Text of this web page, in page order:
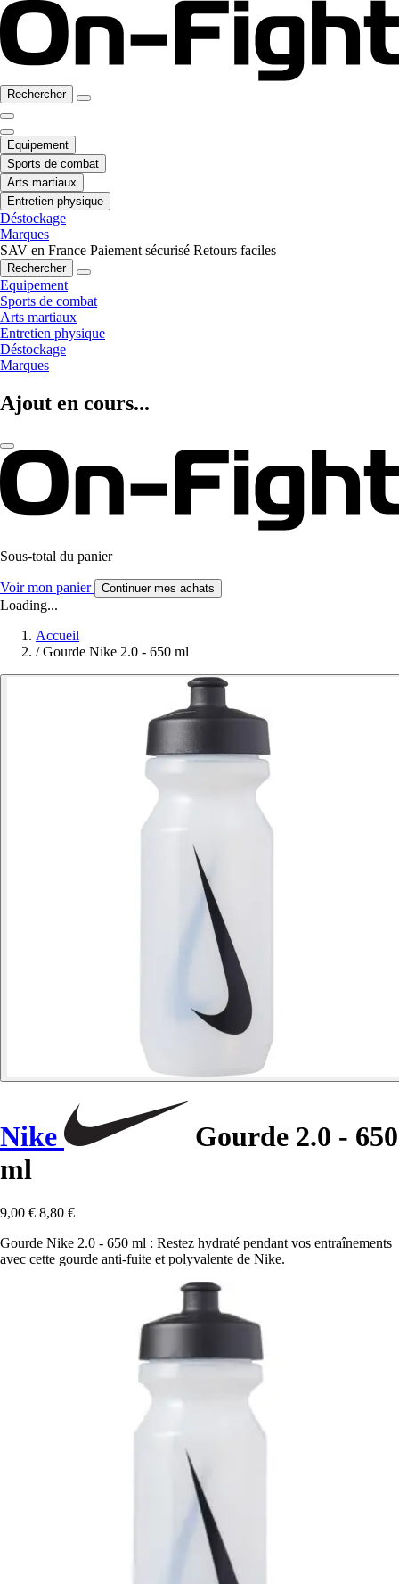
Rechercher
Equipement
Sports de combat
Arts martiaux
Entretien physique
Déstockage
Marques
SAV en France Paiement sécurisé Retours faciles
Rechercher
Equipement
Sports de combat
Arts martiaux
Entretien physique
Déstockage
Marques
Ajout en cours...
Sous-total du panier
Voir mon panier Continuer mes achats
Loading...
Accueil
/ Gourde Nike 2.0 - 650 ml
Nike
Gourde 2.0 - 650
ml
9,00 € 8,80 €
Gourde Nike 2.0 - 650 ml : Restez hydraté pendant vos entraînements
avec cette gourde anti-fuite et polyvalente de Nike.